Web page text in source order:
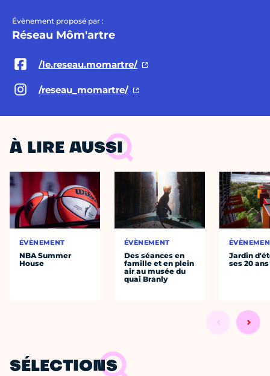
Évènement proposé par :
Réseau Môm'artre
/le.reseau.momartre/
/reseau_momartre/
À LIRE AUSSI
ÉVÈNEMENT
NBA Summer
House
ÉVÈNEMENT
Des séances en
famille et en plein
air au musée du
quai Branly
Jardin
ses 20 ans
SÉLECTIONS